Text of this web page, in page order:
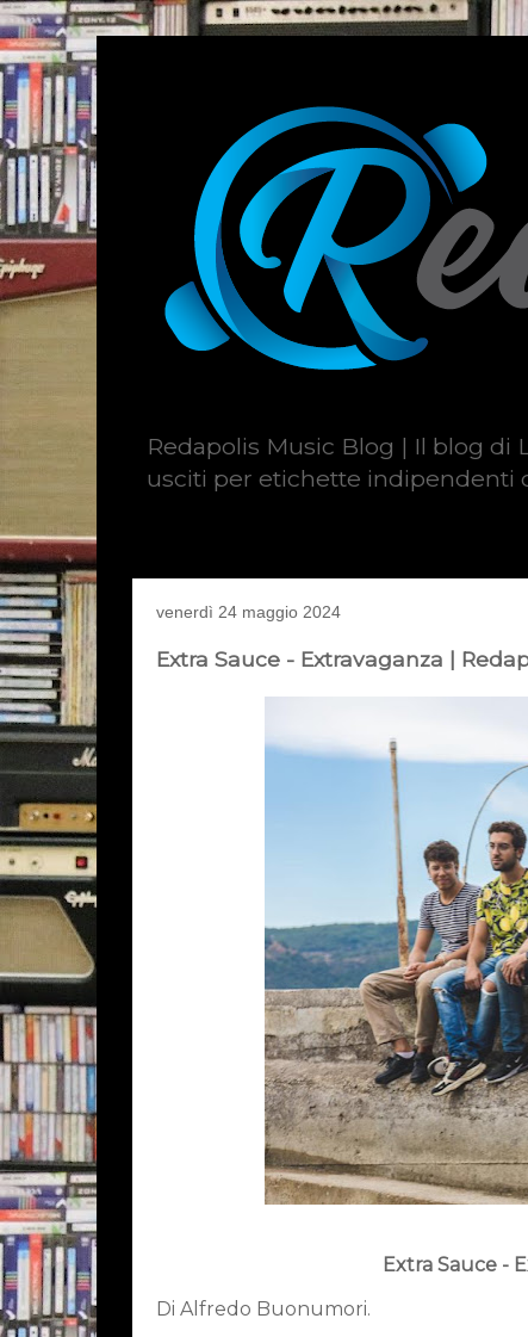
Redapolis Music Blog | Il blog di
usciti per etichette indipendenti
venerdì 24 maggio 2024
Extra Sauce - Extravaganza |
Extra Sauce -
Di Alfredo Buonumori.